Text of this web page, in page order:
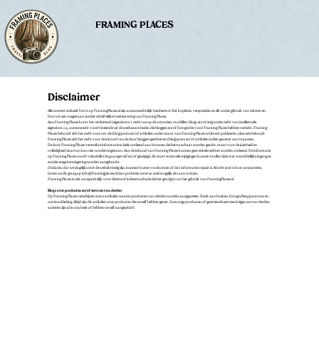
FRAMING PLACES
Disclaimer
Alle content inclusief foto's op FramingPlaces.nl zijn auteursrechtelijk beschermd. Het kopiëren, verspreiden en elk ander gebruik van teksten en
foto’s is niet toegestaan zonder schriftelijke toestemming van Framing Places.
Aan Framing Places komt het uitsluitend (eigendoms-) recht toe op de octrooien, modellen, blogs, en/of enig ander recht van intellectuele
eigendom c.q. auteursrecht voortvloeiende uit de werkzaamheden die bloggers en/of fotografen voor Framing Places hebben verricht. Framing
Places behoudt zich het recht voor om de (blog)posts en/of artikelen onder naam van Framing Places te (laten) publiceren, alsmede behoudt
Framing Places zich het recht voor de inhoud van de door bloggers geschreven (blog)posts en/of artikelen indien gewenst aan te passen.
De door Framing Places verstrekte informatie is deels ontleend aan bronnen die betrouwbaar worden geacht, maar voor de juistheid en
volledigheid daarvan kan niet worden ingestaan. Aan de inhoud van Framing Places kunnen geen enkele rechten worden ontleend. De informatie
op Framing Places wordt vrijwel elke dag aangevuld en/of gewijzigd, dit soort eventuele wijzigingen kunnen te allen tijde met onmiddellijke ingang en
zonder enige kennisgeving worden aangebracht.
Ondanks dat we dagelijks met de website bezig zijn, kunnen fouten voorkomen of dat informatie onjuist is. Mocht je zo’n fout constateren,
horen we dit graag opinfo@framingplaces.nldan proberen we er zo snel mogelijk iets aan te doen.
Framing Places is niet aansprakelijk voor directe of indirecte schade die het gevolg is van het gebruik van FramingPlaces.nl.
Blogs over producten en/of services van derden
Op Framing Places verschijnen soms artikelen waarin producten van derden worden aangeprezen. Denk aan boeken, fotografieapparatuur en
outdoorkleding. Altijd zijn dit artikelen over producten die we zelf hebben getest. Sommige producten of gereviewde services krijgen we van derden;
anderen zijn al in ons bezit of hebben we zelf aangeschaft.